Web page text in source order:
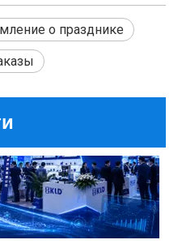
о празднике
Лучшие электрические шаровые краны 2026 года для эффективного управления потоком?
улучшить работу